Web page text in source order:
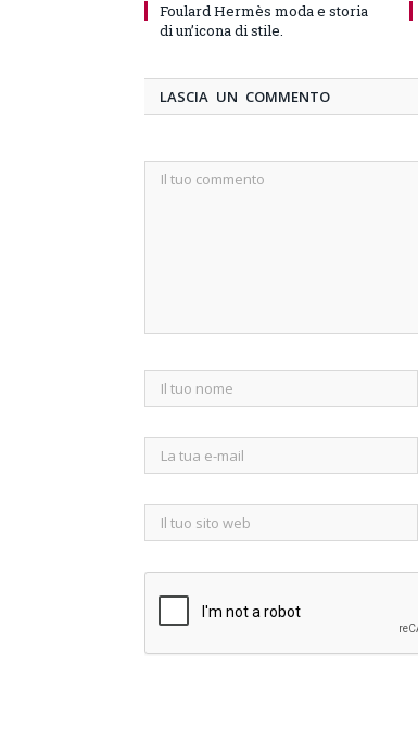
Foulard Hermès moda e storia
di un’icona di stile.
LASCIA UN COMMENTO